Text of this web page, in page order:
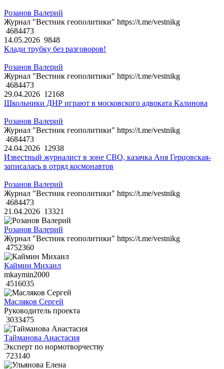
Розанов Валерий
Журнал "Вестник геополитики" https://t.me/vestnikg
4684473
14.05.2026 9848
Клади трубку без разговоров!
Розанов Валерий
Журнал "Вестник геополитики" https://t.me/vestnikg
4684473
29.04.2026 12168
Школьники ДНР играют в московского адвоката Калинова
Розанов Валерий
Журнал "Вестник геополитики" https://t.me/vestnikg
4684473
24.04.2026 12938
Известный журналист в зоне СВО, казачка Аня Герцовская-
записалась в отряд космонавтов
Розанов Валерий
Журнал "Вестник геополитики" https://t.me/vestnikg
4684473
21.04.2026 13321
Розанов Валерий
Журнал "Вестник геополитики" https://t.me/vestnikg
4752360
Каймин Михаил
mkaymin2000
4516035
Масляков Сергей
Руководитель проекта
3033475
Тайманова Анастасия
Эксперт по нормотворчеству
723140